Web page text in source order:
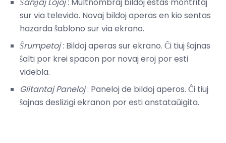
sur via televido. Novaj bildoj aperas en kio sentas
hazarda ŝablono sur via ekrano.
Ŝrumpetoj: Bildoj aperas sur ekrano. Ĉi tiuj ŝajnas
ŝalti por krei spacon por novaj eroj por esti
videbla.
Glitantaj Paneloj: Paneloj de bildoj aperos. Ĉi tiuj
ŝajnas deslizigi ekranon por esti anstataŭigita.